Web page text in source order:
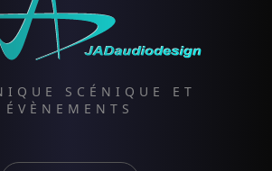
SCÉNIQUE ET
ÉVÈNEMENTS